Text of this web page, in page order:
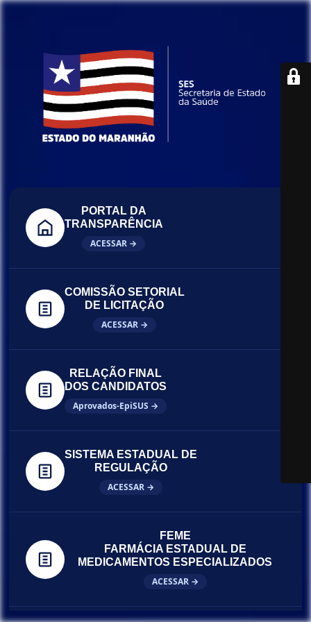
PORTAL DA
TRANSPARÊNCIA
ACESSAR →
COMISSÃO SETORIAL
DE LICITAÇÃO
ACESSAR →
RELAÇÃO FINAL
DOS CANDIDATOS
Aprovados-EpiSUS →
SISTEMA ESTADUAL DE
REGULAÇÃO
ACESSAR →
FEME
FARMÁCIA ESTADUAL DE
MEDICAMENTOS ESPECIALIZADOS
ACESSAR →